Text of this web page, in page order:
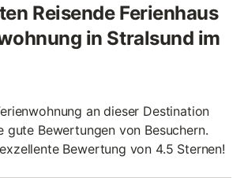
Reisende Ferienhaus
in Stralsund im
an dieser Destination
gute Bewertungen von Besuchern.
Bewertung von 4.5 Sternen!